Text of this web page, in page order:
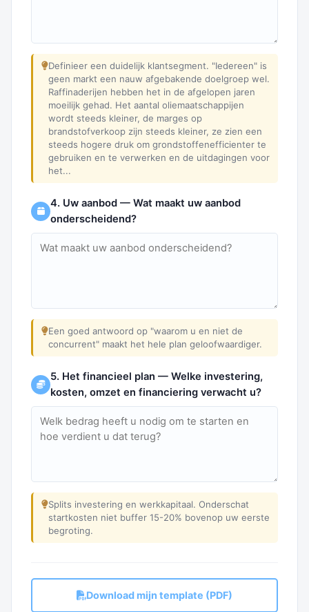
Definieer een duidelijk klantsegment. "Iedereen" is
geen markt een nauw afgebakende doelgroep wel.
Raffinaderijen hebben het in de afgelopen jaren
moeilijk gehad. Het aantal oliemaatschappijen
wordt steeds kleiner, de marges op
brandstofverkoop zijn steeds kleiner, ze zien een
steeds hogere druk om grondstoffenefficienter te
gebruiken en te verwerken en de uitdagingen voor
het...
4. Uw aanbod — Wat maakt uw aanbod
onderscheidend?
Een goed antwoord op "waarom u en niet de
concurrent" maakt het hele plan geloofwaardiger.
5. Het financieel plan — Welke investering,
kosten, omzet en financiering verwacht u?
Splits investering en werkkapitaal. Onderschat
startkosten niet buffer 15-20% bovenop uw eerste
begroting.
Download mijn template (PDF)